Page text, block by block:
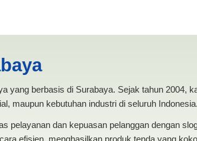
yang berbasis di Surabaya. Sejak tahun 2004,
maupun kebutuhan industri di seluruh Indonesia.
pelayanan dan kepuasan pelanggan dengan
efisien, menghasilkan produk tenda yang